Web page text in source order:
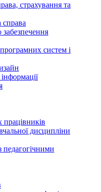
страхування та
справа
систем і
працівників
дисципліни
педагогічними